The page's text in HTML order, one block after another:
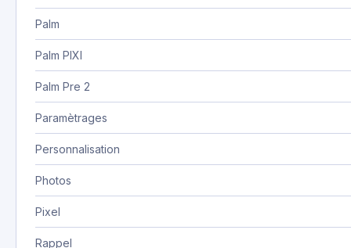
Palm
Palm PIXI
Palm Pre 2
Paramètrages
Personnalisation
Photos
Pixel
Rappel